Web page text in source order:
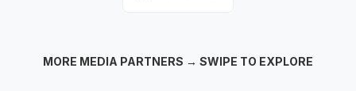
MORE MEDIA PARTNERS → SWIPE TO EXPLORE